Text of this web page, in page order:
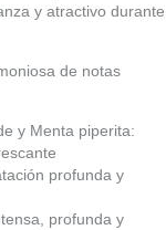
y atractivo durante
de notas
y Menta piperita:
profunda y
profunda y